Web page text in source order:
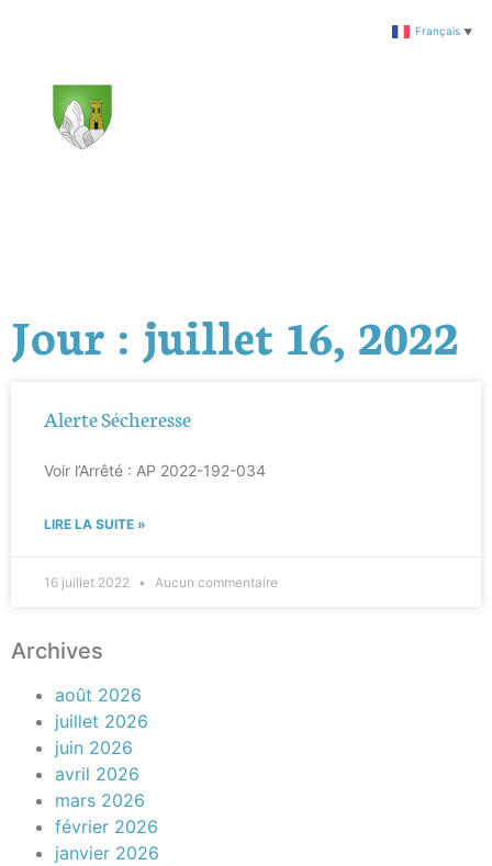
Jour : juillet 16, 2022
Alerte Sécheresse
Voir l’Arrêté : AP 2022-192-034
LIRE LA SUITE »
16 juillet 2022 Aucun commentaire
Archives
août 2026
juillet 2026
juin 2026
avril 2026
mars 2026
février 2026
janvier 2026
Français ▼